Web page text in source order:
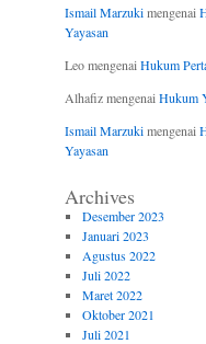
Ismail Marzukimengenai
Yayasan
Leomengenai Hukum
Alhafizmengenai Hukum
Ismail Marzukimengenai
Yayasan
Archives
Desember 2023
Januari 2023
Agustus 2022
Juli 2022
Maret 2022
Oktober 2021
Juli 2021